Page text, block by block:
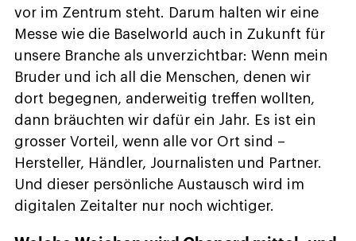
vor im Zentrum steht. Darum halten wir eine
Messe wie die Baselworld auch in Zukunft für
unsere Branche als unverzichtbar: Wenn mein
Bruder und ich all die Menschen, denen wir
dort begegnen, anderweitig treffen wollten,
dann bräuchten wir dafür ein Jahr. Es ist ein
grosser Vorteil, wenn alle vor Ort sind –
Hersteller, Händler, Journalisten und Partner.
Und dieser persönliche Austausch wird im
digitalen Zeitalter nur noch wichtiger.